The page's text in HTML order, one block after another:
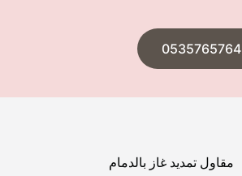
0535765764
مقاول تمديد غاز بالدمام